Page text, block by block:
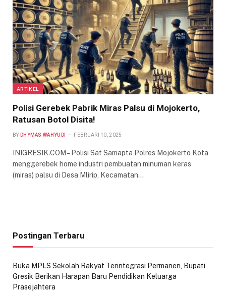
ARTIKEL
Polisi Gerebek Pabrik Miras Palsu di Mojokerto,
Ratusan Botol Disita!
BY DHYMAS WAHYUDI FEBRUARI 10, 2025
INIGRESIK.COM – Polisi Sat Samapta Polres Mojokerto Kota
menggerebek home industri pembuatan minuman keras
(miras) palsu di Desa Mlirip, Kecamatan…
Postingan Terbaru
Buka MPLS Sekolah Rakyat Terintegrasi Permanen, Bupati
Gresik Berikan Harapan Baru Pendidikan Keluarga
Prasejahtera